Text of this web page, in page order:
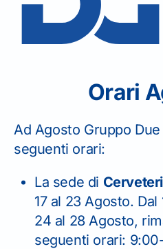
SEDE DI LADISPOLI
06 99 22 14 45
SEDE DI CERVETERI
Orari
Ad Agosto Gruppo
seguenti orari:
La sede di Cerveteri
17 al 23 Agosto.
24 al 28 Agosto,
seguenti orari: